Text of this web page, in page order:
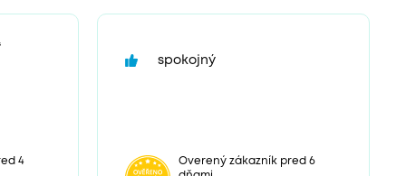
4
spokojný
Overený zákazník pred 6